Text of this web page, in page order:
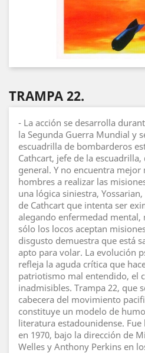
TRAMPA 22.
- La acción se desarrolla
la Segunda Guerra Mundial y
escuadrilla de bombarderos
Cathcart, jefe de la
general. Y no encuentra mejor
hombres a realizar las
una lógica siniestra,
de Cathcart que intenta ser
alegando enfermedad mental,
sólo los locos aceptan
disgusto demuestra que está
apto para volar. La evolución
refleja la aguda crítica que
patriotismo mal entendido, el
inadmisibles. Trampa 22, que
cabecera del movimiento
constituye un modelo de
literatura estadounidense.
en 1970, bajo la dirección de
Welles y Anthony Perkins en